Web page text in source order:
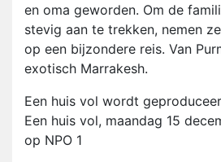
en oma geworden. Om de
stevig aan te trekken, nemen
op een bijzondere reis. Van
exotisch Marrakesh.
Een huis vol wordt
Een huis vol, maandag 15
op NPO 1